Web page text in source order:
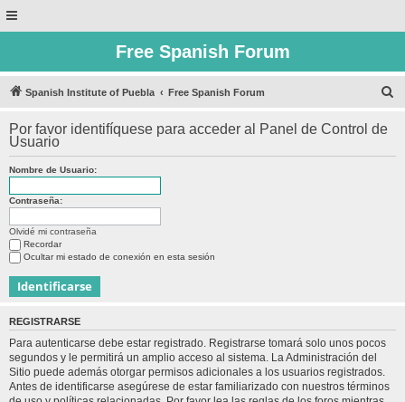
Free Spanish Forum
Spanish Institute of Puebla Free Spanish Forum
c
Por favor identifíquese para acceder al Panel de Control de
Usuario
Nombre de Usuario:
Contraseña:
Olvidé mi contraseña
Recordar
Ocultar mi estado de conexión en esta sesión
REGISTRARSE
Para autenticarse debe estar registrado. Registrarse tomará solo unos pocos
segundos y le permitirá un amplio acceso al sistema. La Administración del
Sitio puede además otorgar permisos adicionales a los usuarios registrados.
Antes de identificarse asegúrese de estar familiarizado con nuestros términos